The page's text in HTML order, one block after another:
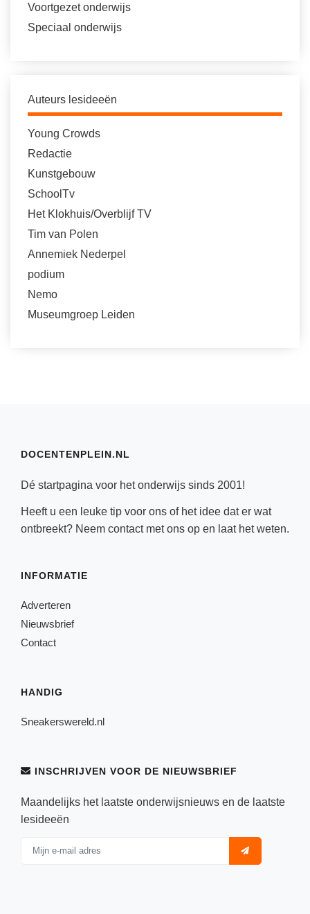
Voortgezet onderwijs
Speciaal onderwijs
Auteurs lesideeën
Young Crowds
Redactie
Kunstgebouw
SchoolTv
Het Klokhuis/Overblijf TV
Tim van Polen
Annemiek Nederpel
podium
Nemo
Museumgroep Leiden
DOCENTENPLEIN.NL
Dé startpagina voor het onderwijs sinds 2001!
Heeft u een leuke tip voor ons of het idee dat er wat
ontbreekt? Neem contactmet ons op en laat het weten.
INFORMATIE
Adverteren
Nieuwsbrief
Contact
HANDIG
Sneakerswereld.nl
INSCHRIJVEN VOOR DE NIEUWSBRIEF
Maandelijks het laatste onderwijsnieuws en de laatste
lesideeën